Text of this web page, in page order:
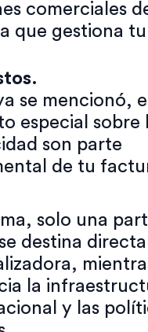
comerciales
que gestiona
se mencionó,
especial sobre
son parte
de tu
solo una
destina
la
y las